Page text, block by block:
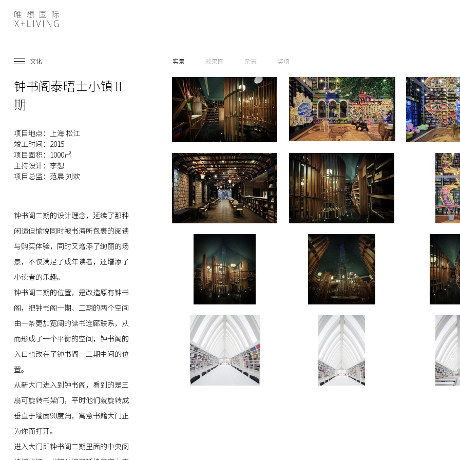
文化 实景 效果图 杂志 奖项
钟书阁泰晤士小镇Ⅱ
期
项目地点：上海 松江
竣工时间：2015
项目面积：1000㎡
主持设计：李想
项目总监：范晨 刘欢
钟书阁二期的设计理念，延续了那种
闲适但愉悦同时被书海所包裹的阅读
与购买体验，同时又增添了绚丽的场
景，不仅满足了成年读者，还增添了
小读者的乐趣。
钟书阁二期的位置，是改造原有钟书
阁，把钟书阁一期、二期的两个空间
由一条更加宽阔的读书连廊联系，从
而形成了一个平衡的空间，钟书阁的
入口也改在了钟书阁一二期中间的位
置。
从新大门进入到钟书阁，看到的是三
扇可旋转书架门，平时他们就旋转成
垂直于墙面90度角，寓意书籍大门正
为你而打开。
进入大门即钟书阁二期里面的中央阅